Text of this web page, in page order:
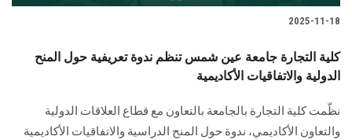
الزائـرون
2025-11-18
كلية التجارة جامعة عين شمس تنظم ندوة تعريفية حول المنح
الدولية والاتفاقيات الأكاديمية
نظّمت كلية التجارة بالجامعة بالتعاون مع قطاع العلاقات الدولية
والتعاون الأكاديمي، ندوة حول المنح الدراسية والاتفاقيات الأكاديمية